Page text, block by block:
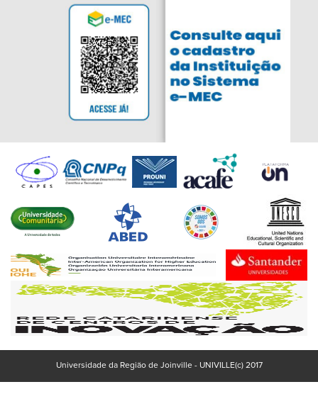
Universidade da Região de Joinville - UNIVILLE(c) 2017